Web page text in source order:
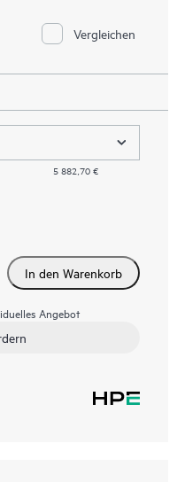
Vergleichen
5 882,70 €
In den Warenkorb
Angebot